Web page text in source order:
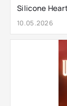
Silicone
10.05.2026